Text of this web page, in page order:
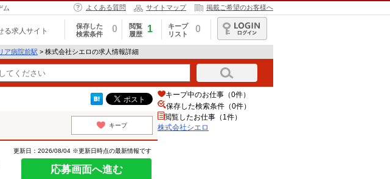
ム よくある質問 サイトマップ 掲載ご希望のお客様へ
る求人サイト
保存した
検索条件
0
閲覧
履歴
1
キープ
リスト
0
ログイン
ア病院前駅 > 株式会社シエロの求人情報詳細
キープ
更新日：2026/08/04 ※更新日時点の最新情報です
応募画面へ進む
キープ中のお仕事（0件）
保存した検索条件（0件）
閲覧したお仕事（1件）
株式会社シエロ